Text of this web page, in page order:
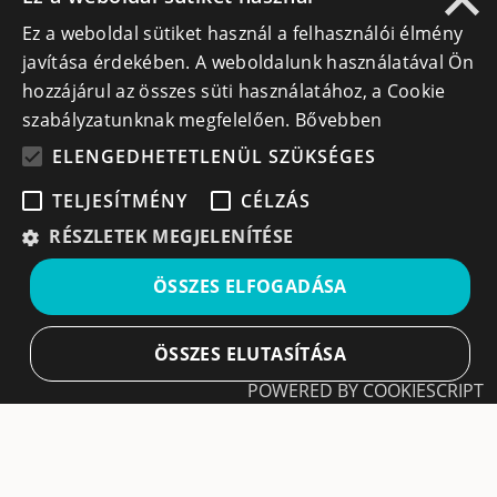
info@cegek.ro
+40 740 856 970
Iratkozz fel hírlevelünkre!
Ne hagyd ki a lehetőséget, hogy naprakész maradj a
egyszerű és gyors illetve bármikor leiratkozhatsz, ha úgy
Ez a weboldal sütiket használ a felhasználói élmény
javítása érdekében. A weboldalunk használatával Ön
hozzájárul az összes süti használatához, a Cookie
szabályzatunknak megfelelően. Bővebben
ELENGEDHETETLENÜL SZÜKSÉGES
TELJESÍTMÉNY
CÉLZÁS
RÉSZLETEK MEGJELENÍTÉSE
ÖSSZES ELFOGADÁSA
ÖSSZES ELUTASÍTÁSA
POWERED BY COOKIESCRIPT